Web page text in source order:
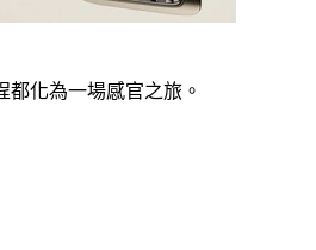
都化為一場感官之旅。